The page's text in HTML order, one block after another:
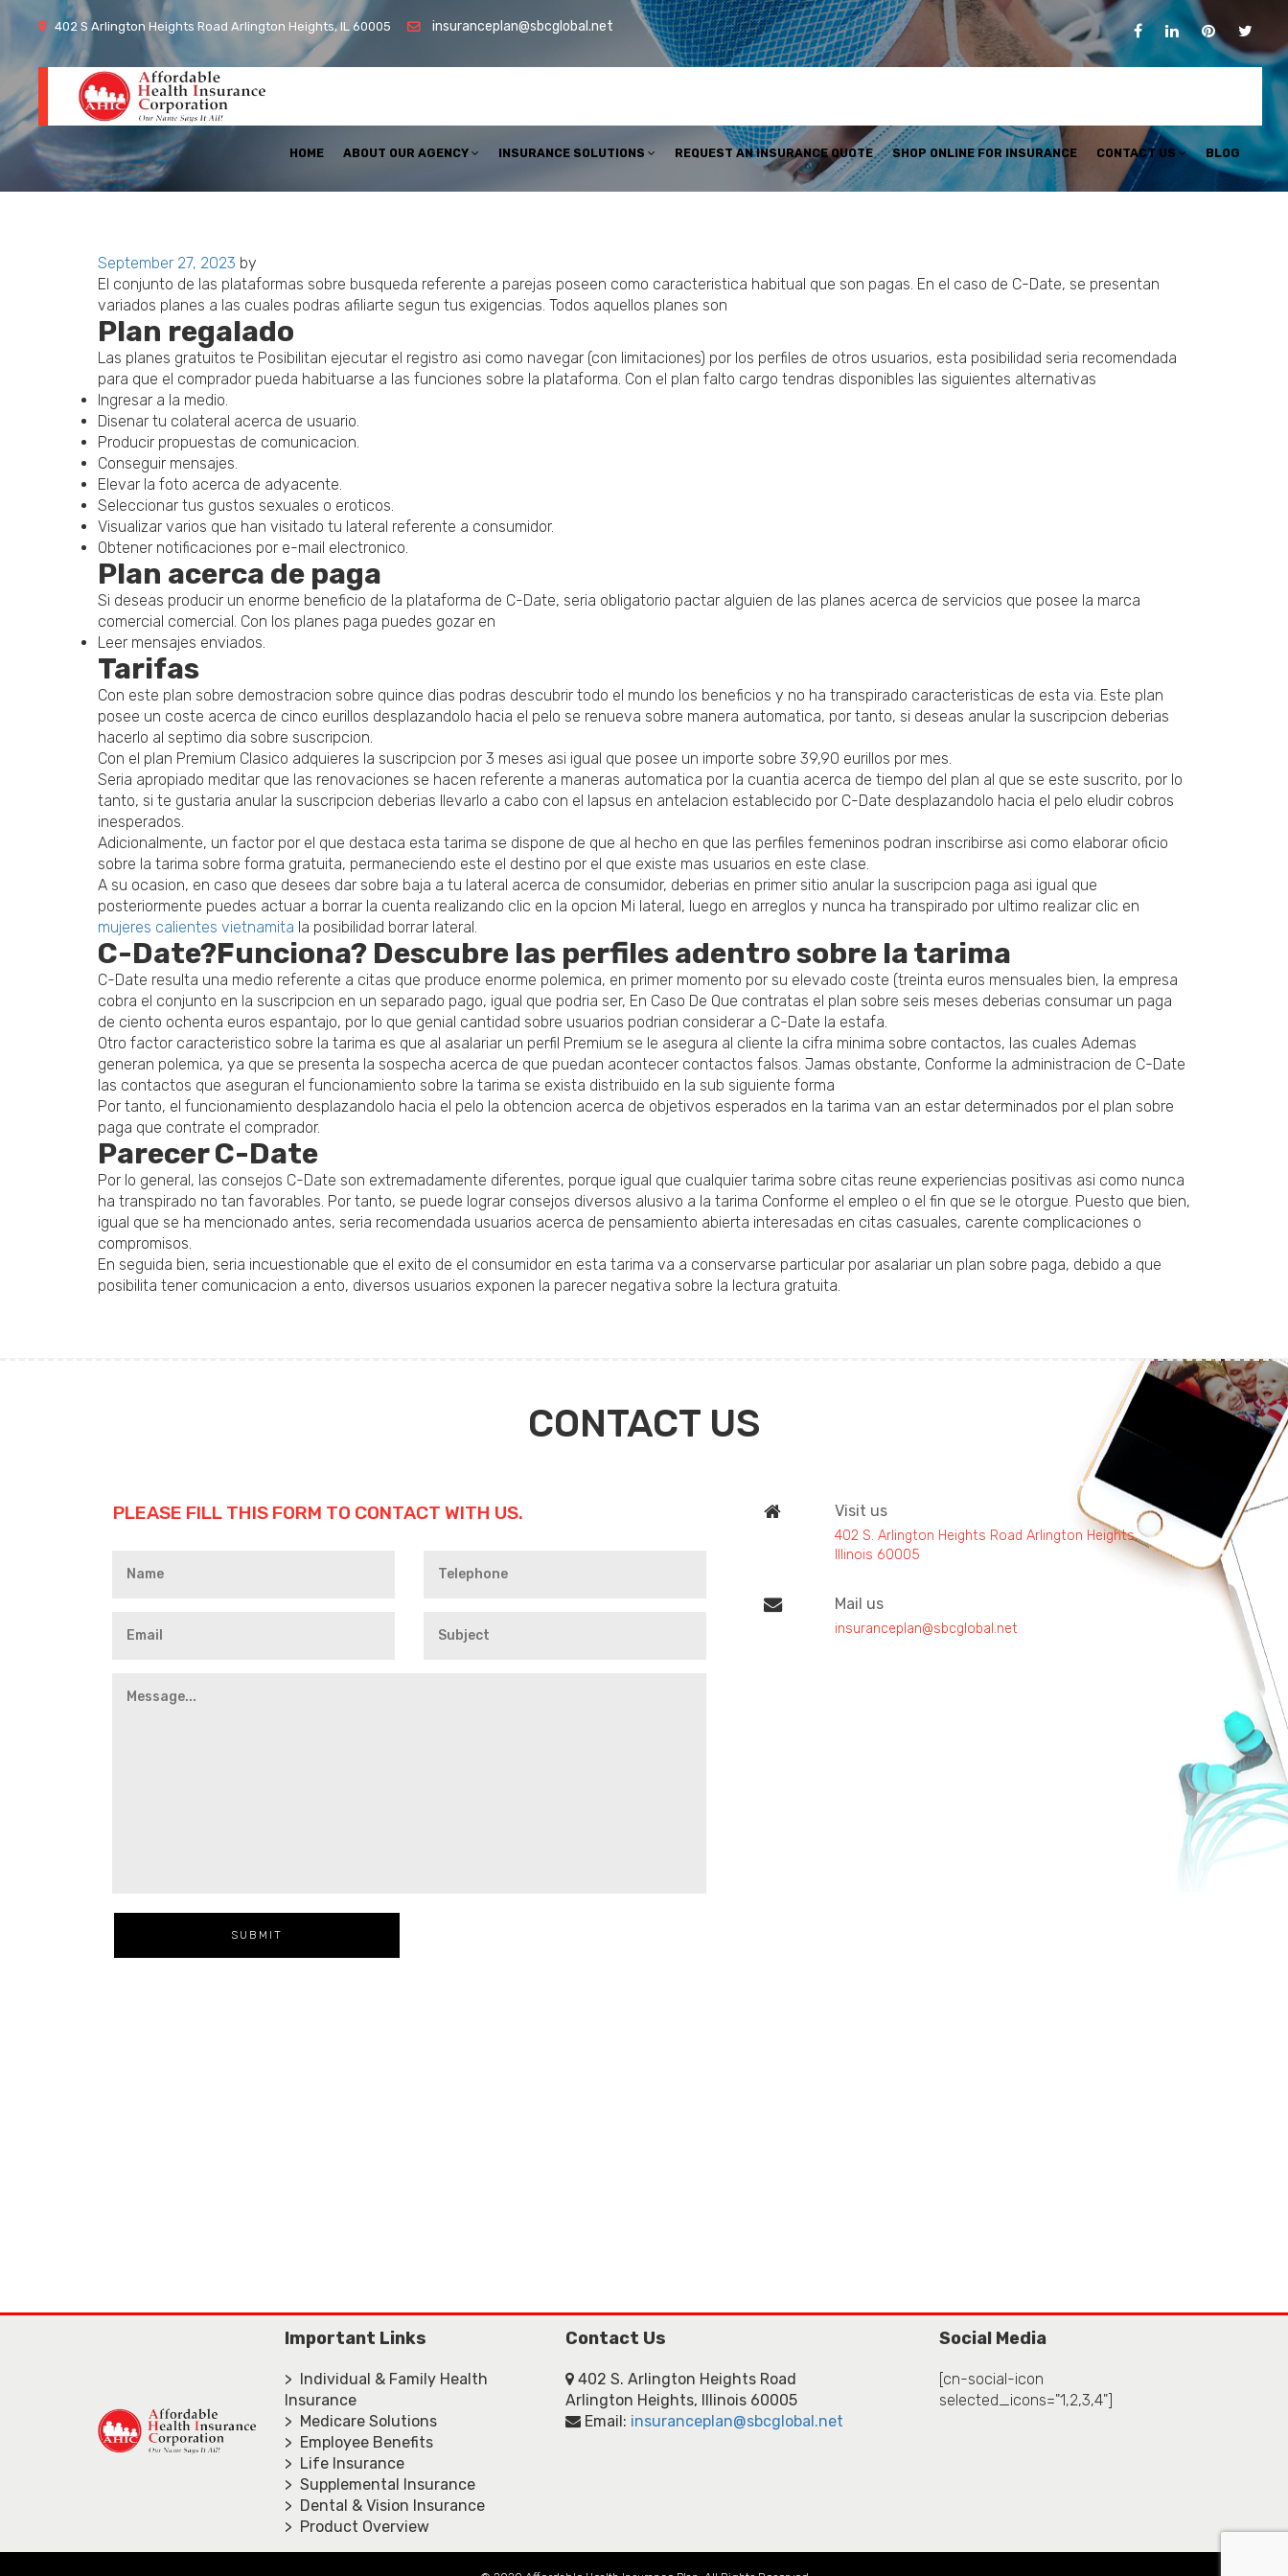
402 S Arlington Heights Road Arlington Heights, IL 60005 insuranceplan@sbcglobal.net
HOME ABOUT OUR AGENCY INSURANCE SOLUTIONS REQUEST AN INSURANCE QUOTE SHOP ONLINE FOR INSURANCE CONTACT US BLOG
Posted
on
September 27, 2023 by
El conjunto de las plataformas sobre busqueda referente a parejas poseen como caracteristica habitual que son pagas. En el caso de C-Date, se presentan
variados planes a las cuales podras afiliarte segun tus exigencias. Todos aquellos planes son
Plan regalado
Las planes gratuitos te Posibilitan ejecutar el registro asi como navegar (con limitaciones) por los perfiles de otros usuarios, esta posibilidad seria recomendada
para que el comprador pueda habituarse a las funciones sobre la plataforma. Con el plan falto cargo tendras disponibles las siguientes alternativas
Ingresar a la medio.
Disenar tu colateral acerca de usuario.
Producir propuestas de comunicacion.
Conseguir mensajes.
Elevar la foto acerca de adyacente.
Seleccionar tus gustos sexuales o eroticos.
Visualizar varios que han visitado tu lateral referente a consumidor.
Obtener notificaciones por e-mail electronico.
Plan acerca de paga
Si deseas producir un enorme beneficio de la plataforma de C-Date, seria obligatorio pactar alguien de las planes acerca de servicios que posee la marca
comercial comercial. Con los planes paga puedes gozar en
Leer mensajes enviados.
Tarifas
Con este plan sobre demostracion sobre quince dias podras descubrir todo el mundo los beneficios y no ha transpirado caracteristicas de esta vi­a. Este plan
posee un coste acerca de cinco eurillos desplazandolo hacia el pelo se renueva sobre manera automatica, por tanto, si deseas anular la suscripcion deberias
hacerlo al septimo dia sobre suscripcion.
Con el plan Premium Clasico adquieres la suscripcion por 3 meses asi igual que posee un importe sobre 39,90 eurillos por mes.
Seria apropiado meditar que las renovaciones se hacen referente a maneras automatica por la cuantia acerca de tiempo del plan al que se este suscrito, por lo
tanto, si te gustaria anular la suscripcion deberias llevarlo a cabo con el lapsus en antelacion establecido por C-Date desplazandolo hacia el pelo eludir cobros
inesperados.
Adicionalmente, un factor por el que destaca esta tarima se dispone de que al hecho en que las perfiles femeninos podran inscribirse asi como elaborar oficio
sobre la tarima sobre forma gratuita, permaneciendo este el destino por el que existe mas usuarios en este clase.
A su ocasion, en caso que desees dar sobre baja a tu lateral acerca de consumidor, deberias en primer sitio anular la suscripcion paga asi igual que
posteriormente puedes actuar a borrar la cuenta realizando clic en la opcion Mi lateral, luego en arreglos y nunca ha transpirado por ultimo realizar clic en
mujeres calientes vietnamita la posibilidad borrar lateral.
C-Date?Funciona? Descubre las perfiles adentro sobre la tarima
C-Date resulta una medio referente a citas que produce enorme polemica, en primer momento por su elevado coste (treinta euros mensuales bien, la empresa
cobra el conjunto en la suscripcion en un separado pago, igual que podria ser, En Caso De Que contratas el plan sobre seis meses deberias consumar un paga
de ciento ochenta euros espantajo, por lo que genial cantidad sobre usuarios podrian considerar a C-Date la estafa.
Otro factor caracteristico sobre la tarima es que al asalariar un perfil Premium se le asegura al cliente la cifra minima sobre contactos, las cuales Ademas
generan polemica, ya que se presenta la sospecha acerca de que puedan acontecer contactos falsos. Jamas obstante, Conforme la administracion de C-Date
las contactos que aseguran el funcionamiento sobre la tarima se exista distribuido en la sub siguiente forma
Por tanto, el funcionamiento desplazandolo hacia el pelo la obtencion acerca de objetivos esperados en la tarima van an estar determinados por el plan sobre
paga que contrate el comprador.
Parecer C-Date
Por lo general, las consejos C-Date son extremadamente diferentes, porque igual que cualquier tarima sobre citas reune experiencias positivas asi­ como nunca
ha transpirado no tan favorables. Por tanto, se puede lograr consejos diversos alusivo a la tarima Conforme el empleo o el fin que se le otorgue. Puesto que bien,
igual que se ha mencionado antes, seria recomendada usuarios acerca de pensamiento abierta interesadas en citas casuales, carente complicaciones o
compromisos.
En seguida bien, seria incuestionable que el exito de el consumidor en esta tarima va a conservarse particular por asalariar un plan sobre paga, debido a que
posibilita tener comunicacion a ento, diversos usuarios exponen la parecer negativa sobre la lectura gratuita.
CONTACT US
PLEASE FILL THIS FORM TO CONTACT WITH US. Visit us
402 S. Arlington Heights Road Arlington Heights,
Illinois 60005
Mail us
insuranceplan@sbcglobal.net
Important Links
> Individual & Family Health
Insurance
> Medicare Solutions
> Employee Benefits
> Life Insurance
> Supplemental Insurance
> Dental & Vision Insurance
> Product Overview
Contact Us
402 S. Arlington Heights Road
Arlington Heights, Illinois 60005
Email: insuranceplan@sbcglobal.net
Social Media
[cn-social-icon
selected_icons="1,2,3,4"]